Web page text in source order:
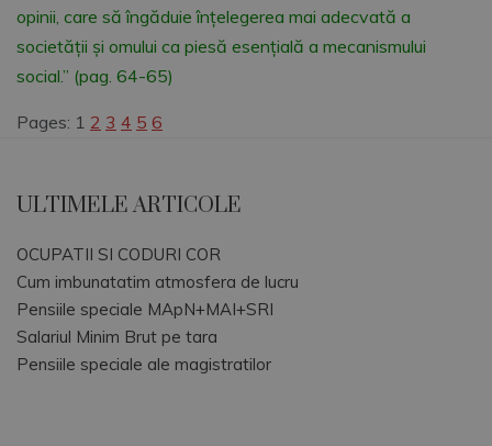
opinii, care să îngăduie înțelegerea mai adecvată a
societății și omului ca piesă esențială a mecanismului
social.” (pag. 64-65)
Pages: 1 2 3 4 5 6
ULTIMELE ARTICOLE
OCUPATII SI CODURI COR
Cum imbunatatim atmosfera de lucru
Pensiile speciale MApN+MAI+SRI
Salariul Minim Brut pe tara
Pensiile speciale ale magistratilor